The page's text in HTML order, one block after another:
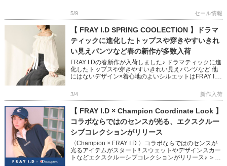
5/9 セール情報
【 FRAY I.D SPRING COOLECTION 】ドラマ
ティックに進化したトップスや穿きやすいきれ
い見えパンツなど春の新作が多数入荷
FRAY I.Dの春新作が入荷しました♪ ドラマティックに進
化したトップスや穿きやすいきれい見えパンツなど 他
にはないデザイン×着心地のよいシルエットはFRAY I.D
コ […]
3/4 新作入荷
【 FRAY I.D × Champion Coordinate Look 】
コラボならではのセンスが光る、エクスクルー
シブコレクションがリリース
〈Champion × FRAY I.D 〉コラボならではのセンスが
光るアイテムがスタート!! スウェットやデザインスカー
トなどエクスクルーシブコレクションがリリース♪ ＞＞